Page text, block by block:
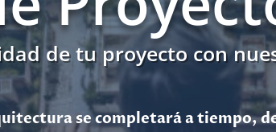
de tu proyecto con
se completará a tiempo,